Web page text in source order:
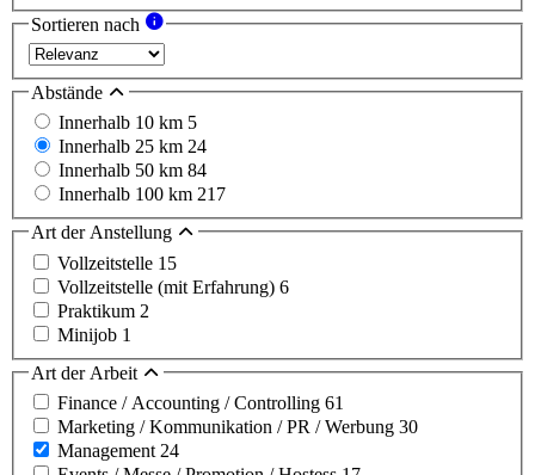
Sortieren nach
Abstände
Innerhalb 10 km 5
Innerhalb 25 km 24
Innerhalb 50 km 84
Innerhalb 100 km 217
Art der Anstellung
Vollzeitstelle 15
Vollzeitstelle (mit Erfahrung) 6
Praktikum 2
Minijob 1
Art der Arbeit
Finance / Accounting / Controlling 61
Marketing / Kommunikation / PR / Werbung 30
Management24